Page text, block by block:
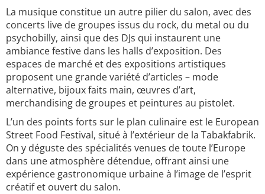
La musique constitue un autre pilier du salon, avec des
concerts live de groupes issus du rock, du metal ou du
psychobilly, ainsi que des DJs qui instaurent une
ambiance festive dans les halls d’exposition. Des
espaces de marché et des expositions artistiques
proposent une grande variété d’articles – mode
alternative, bijoux faits main, œuvres d’art,
merchandising de groupes et peintures au pistolet.
L’un des points forts sur le plan culinaire est le European
Street Food Festival, situé à l’extérieur de la Tabakfabrik.
On y déguste des spécialités venues de toute l’Europe
dans une atmosphère détendue, offrant ainsi une
expérience gastronomique urbaine à l’image de l’esprit
créatif et ouvert du salon.